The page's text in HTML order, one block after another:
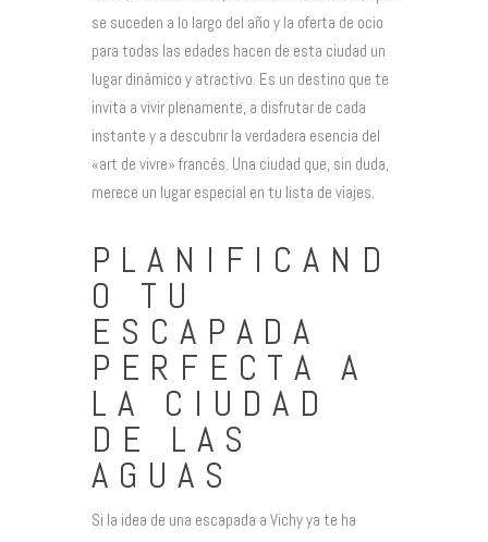
se suceden a lo largo del año y la oferta de ocio
para todas las edades hacen de esta ciudad un
lugar dinámico y atractivo. Es un destino que te
invita a vivir plenamente, a disfrutar de cada
instante y a descubrir la verdadera esencia del
«art de vivre» francés. Una ciudad que, sin duda,
merece un lugar especial en tu lista de viajes.
PLANIFICAND
O TU
ESCAPADA
PERFECTA A
LA CIUDAD
DE LAS
AGUAS
Si la idea de una escapada a Vichy ya te ha